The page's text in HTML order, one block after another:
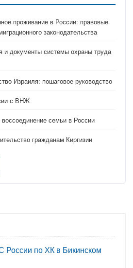
проживание в России: правовые
законодательства
и документы системы охраны труда
Израиля: пошаговое руководство
с ВНЖ
семьи в России
гражданам Киргизии
России по ХК в Бикинском